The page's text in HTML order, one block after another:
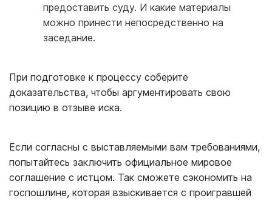
предоставить суду. И какие материалы
можно принести непосредственно на
заседание.
При подготовке к процессу соберите
доказательства, чтобы аргументировать свою
позицию в отзыве иска.
Если согласны с выставляемыми вам требованиями,
попытайтесь заключить официальное мировое
соглашение с истцом. Так сможете сэкономить на
госпошлине, которая взыскивается с проигравшей